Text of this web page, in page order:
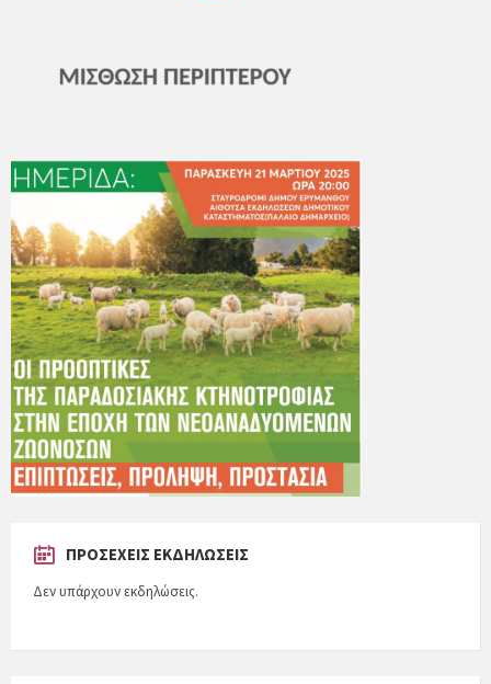
ΠΡΟΣΕΧΕΊΣ ΕΚΔΗΛΏΣΕΙΣ
Δεν υπάρχουν εκδηλώσεις.